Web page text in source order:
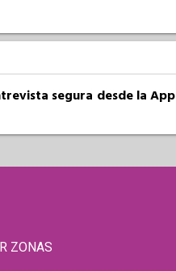
segura desde la App
ZONAS